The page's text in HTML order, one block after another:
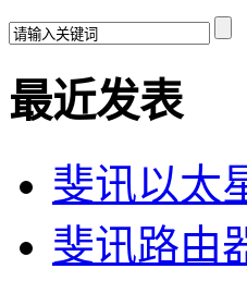
最近发表
斐讯以太
斐讯路由